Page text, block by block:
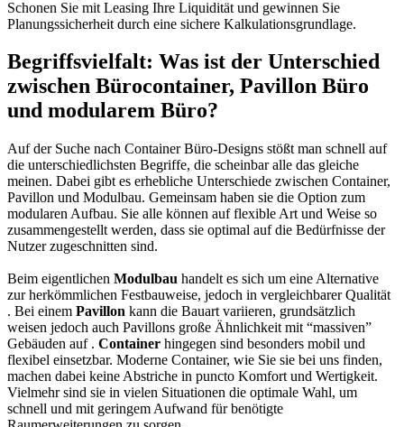
Schonen Sie mit Leasing Ihre Liquidität und gewinnen Sie
Planungssicherheit durch eine sichere Kalkulationsgrundlage.
Begriffsvielfalt: Was ist der Unterschied
zwischen Bürocontainer, Pavillon Büro
und modularem Büro?
Auf der Suche nach Container Büro-Designs stößt man schnell auf
die unterschiedlichsten Begriffe, die scheinbar alle das gleiche
meinen. Dabei gibt es erhebliche Unterschiede zwischen Container,
Pavillon und Modulbau. Gemeinsam haben sie die Option zum
modularen Aufbau. Sie alle können auf flexible Art und Weise so
zusammengestellt werden, dass sie optimal auf die Bedürfnisse der
Nutzer zugeschnitten sind.
Beim eigentlichen Modulbau handelt es sich um eine Alternative
zur herkömmlichen Festbauweise, jedoch in vergleichbarer Qualität
. Bei einem Pavillon kann die Bauart variieren, grundsätzlich
weisen jedoch auch Pavillons große Ähnlichkeit mit “massiven”
Gebäuden auf . Container hingegen sind besonders mobil und
flexibel einsetzbar. Moderne Container, wie Sie sie bei uns finden,
machen dabei keine Abstriche in puncto Komfort und Wertigkeit.
Vielmehr sind sie in vielen Situationen die optimale Wahl, um
schnell und mit geringem Aufwand für benötigte